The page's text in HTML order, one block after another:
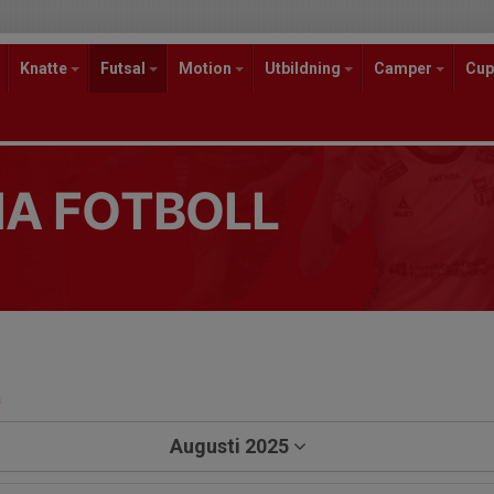
Knatte Futsal Motion Utbildning Camper
FOTBOLL
Augusti 2025